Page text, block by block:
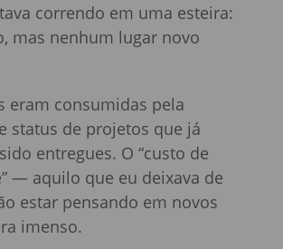
correndo em uma esteira:
mas nenhum lugar novo
eram consumidas pela
status de projetos que já
entregues. O “custo de
— aquilo que eu deixava de
estar pensando em novos
imenso.